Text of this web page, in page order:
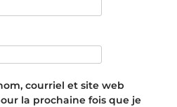
courriel et site web
la prochaine fois que je